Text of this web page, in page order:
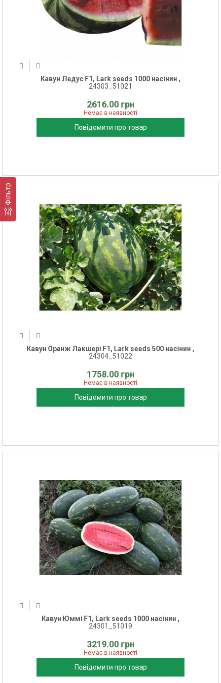
Фільтр
Кавун Ледус F1, Lark seeds 1000 насінин ,
24303_51021
2616.00 грн
Немає в наявності
Повідомити про товар
Кавун Оранж Лакшері F1, Lark seeds 500 насінин ,
24304_51022
1758.00 грн
Немає в наявності
Повідомити про товар
Кавун Юммі F1, Lark seeds 1000 насінин ,
24301_51019
3219.00 грн
Немає в наявності
Повідомити про товар